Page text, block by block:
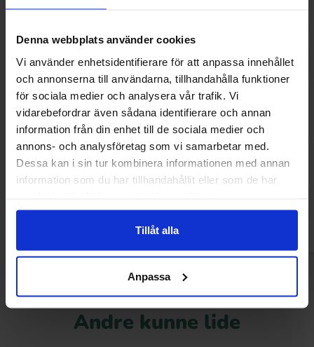
Denna webbplats använder cookies
Vi använder enhetsidentifierare för att anpassa innehållet
och annonserna till användarna, tillhandahålla funktioner
för sociala medier och analysera vår trafik. Vi
vidarebefordrar även sådana identifierare och annan
information från din enhet till de sociala medier och
annons- och analysföretag som vi samarbetar med.
Dessa kan i sin tur kombinera informationen med annan
information som du har tillhandahållit eller som de har
Tillåt alla
Anpassa
Marabou Chokoladebar Lakrids,
Hindbær & Caramel 160g
34.90 kr
Marabou
38.90 kr
Andre kunne lide